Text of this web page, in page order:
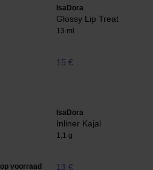
IsaDora
Glossy Lip Treat
13 ml
15 €
voorraad
IsaDora
Inliner Kajal
1,1 g
13 €